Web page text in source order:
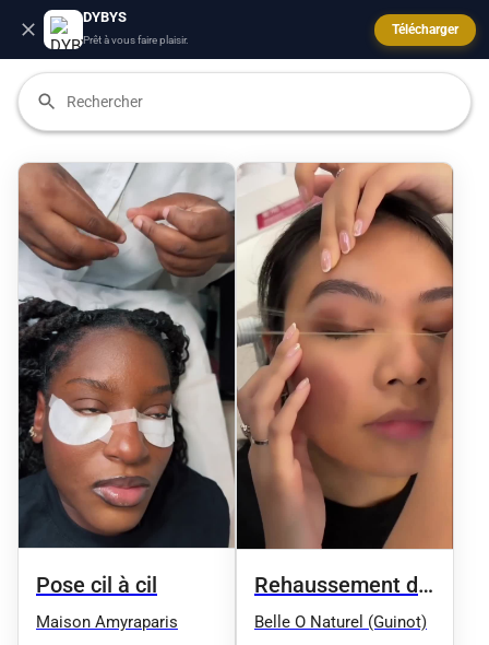
DYBYS
Prêt à vous faire plaisir.
Télécharger
Pose cil à cil
Maison Amyraparis
Rehaussement de
cils + Teinture de
Belle O Naturel (Guinot)